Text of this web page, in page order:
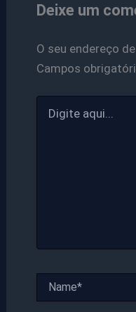
Deixe um
O seu endereço
Campos
aqui...